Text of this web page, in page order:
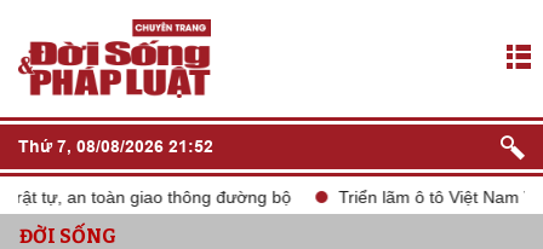
Thứ 7, 08/08/2026 21:52
an toàn giao thông đường bộ Triển lãm ô tô Việt Nam VMS
ĐỜI SỐNG